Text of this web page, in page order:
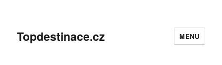
Topdestinace.cz MENU